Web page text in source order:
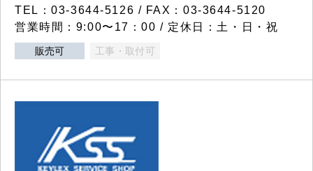
TEL：03-3644-5126 / FAX：03-3644-5120
営業時間：9:00〜17：00 / 定休日：土・日・祝
販売可 工事・取付可